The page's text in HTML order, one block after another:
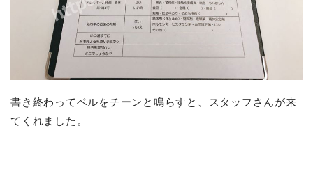
書き終わってベルをチーンと鳴らすと、スタッフさんが来
てくれました。